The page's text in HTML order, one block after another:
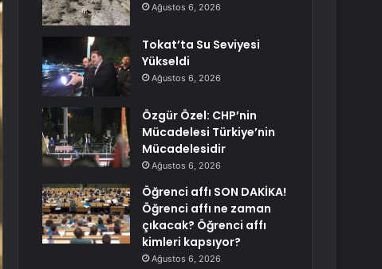
Ağustos 6, 2026
Tokat’ta Su Seviyesi
Yükseldi
Ağustos 6, 2026
Özgür Özel: CHP’nin
Mücadelesi Türkiye’nin
Mücadelesidir
Ağustos 6, 2026
Öğrenci affı SON DAKİKA!
Öğrenci affı ne zaman
çıkacak? Öğrenci affı
kimleri kapsıyor?
Ağustos 6, 2026